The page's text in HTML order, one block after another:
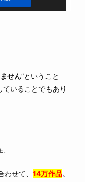
せん”ということ
いることでもあり
せて、 14万作品。